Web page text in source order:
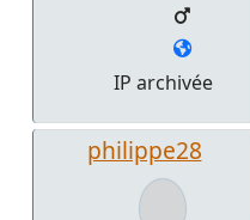
IP archivée
philippe28